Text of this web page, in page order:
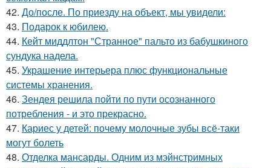
42. До/после. По приезду на объект, мы увидели:
43. Подарок к юбилею.
44. Кейт миддлтон "Странное" пальто из бабушкиного
сундука надела.
45. Украшение интерьера плюс функциональные
системы хранения.
46. Зендея решила пойти по пути осознанного
потребления - и это прекрасно.
47. Кариес у детей: почему молочные зубы всё-таки
могут болеть
48. Отделка мансарды. Одним из мэйнстримных